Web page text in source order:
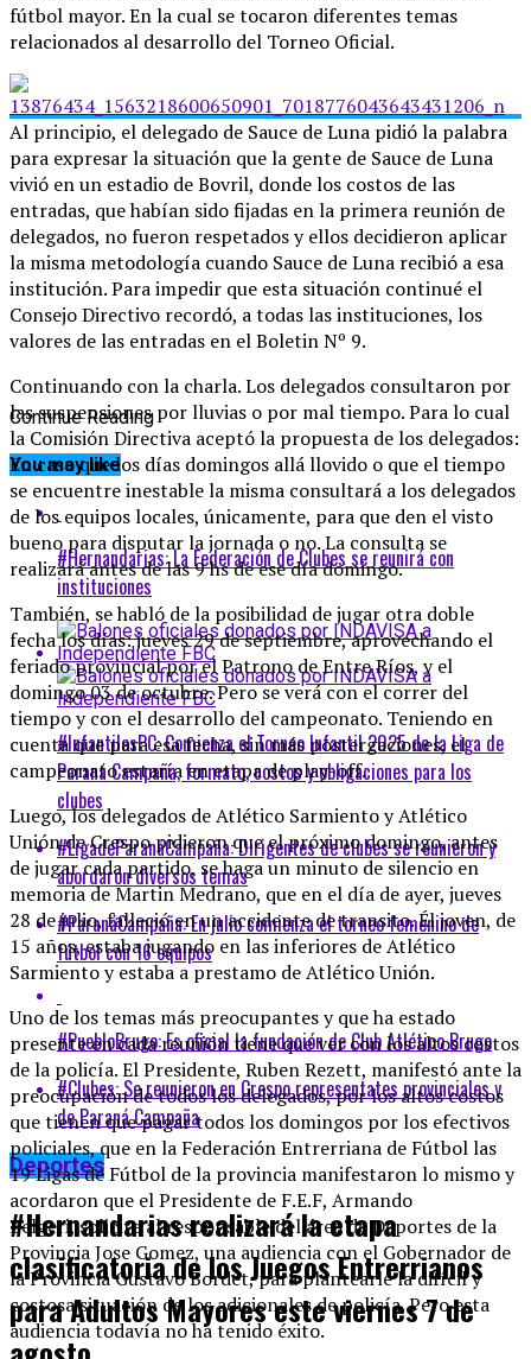
fútbol mayor. En la cual se tocaron diferentes temas
relacionados al desarrollo del Torneo Oficial.
Al principio, el delegado de Sauce de Luna pidió la palabra
para expresar la situación que la gente de Sauce de Luna
vivió en un estadio de Bovril, donde los costos de las
entradas, que habían sido fijadas en la primera reunión de
delegados, no fueron respetados y ellos decidieron aplicar
la misma metodología cuando Sauce de Luna recibió a esa
institución. Para impedir que esta situación continué el
Consejo Directivo recordó, a todas las instituciones, los
valores de las entradas en el Boletin Nº 9.
Continuando con la charla. Los delegados consultaron por
las suspensiones por lluvias o por mal tiempo. Para lo cual
la Comisión Directiva aceptó la propuesta de los delegados:
En caso que los días domingos allá llovido o que el tiempo
se encuentre inestable la misma consultará a los delegados
de los equipos locales, únicamente, para que den el visto
bueno para disputar la jornada o no. La consulta se
realizará antes de las 9 hs de ese día domingo.
También, se habló de la posibilidad de jugar otra doble
fecha los días: jueves 29 de septiembre, aprovechando el
feriado provincial por el Patrono de Entre Ríos, y el
domingo 03 de octubre. Pero se verá con el correr del
tiempo y con el desarrollo del campeonato. Teniendo en
cuenta que para esa fecha, sin más postergaciones, el
campeonato estaría en etapa de play-off.
Luego, los delegados de Atlético Sarmiento y Atlético
Unión de Crespo pidieron que el próximo domingo, antes
de jugar cada partido, se haga un minuto de silencio en
memoria de Martin Medrano, que en el día de ayer, jueves
28 de julio, falleció en un accidente de transito. Él joven, de
15 años, estaba jugando en las inferiores de Atlético
Sarmiento y estaba a prestamo de Atlético Unión.
Uno de los temas más preocupantes y que ha estado
presente en cada reunión tiene que ver con los altos costos
de la policía. El Presidente, Ruben Rezett, manifestó ante la
preocupación de todos los delegados, por los altos costos
que tienen que pagar todos los domingos por los efectivos
policiales, que en la Federación Entrerriana de Fútbol las
19 Ligas de Fútbol de la provincia manifestaron lo mismo y
acordaron que el Presidente de F.E.F, Armando
Belgeri, solicite al responsable del área de Deportes de la
Provincia Jose Gomez, una audiencia con el Gobernador de
la Provincia Gustavo Bordet, para plantearle la difícil y
costosa situación de los adicionales de policía. Pero esta
audiencia todavía no ha tenido éxito.
Continue Reading
You may like
#Hernandarias: La Federación de Clubes se reunirá con
instituciones
#InfantilesPC: Comienza el Torneo Infantil 2025 de la Liga de
Paraná Campaña, formato, costos y obligaciones para los
clubes
#LigadeParanáCampaña: Dirigentes de clubes se reunieron y
abordaron diversos temas
#ParanáCampaña: En julio comienza el torneo femenino de
fútbol con 16 equipos
#PuebloBrugo: Es oficial la fundación de Club Atlético Brugo
#Clubes: Se reunieron en Crespo representates provinciales y
de Paraná Campaña
Deportes
#Hernandarias realizará la etapa
clasificatoria de los Juegos Entrerrianos
para Adultos Mayores este viernes 7 de